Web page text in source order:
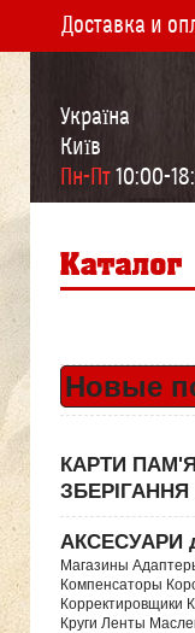
Доставка и
Україна
Київ
Пн-Пт 10:00-
Новые
КАРТИ
ЗБЕРІГАННЯ
АКСЕСУАРИ
Магазины
Компенсаторы
Корректировщики
Круги Ленты